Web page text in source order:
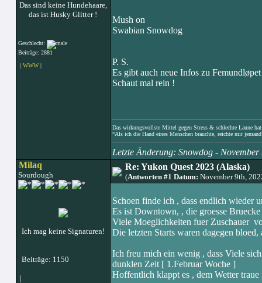
Das sind keine Hundehaare,
das ist Husky Glitter !
Geschlecht:
Beiträge: 2881
| WWW|
Mush on
Swabian Snowdog
P. S.
Es gibt auch neue Infos zu
Schaut mal rein !
Das wirkungsvollste Mittel gegen Stress & schlechte Laune
“Als ich die Hand eines Menschen brauchte, reichte mir jemand
Letzte Änderung: Snowdog -
Milaq
Sourdough
Ich mag keine Signaturen!
Beiträge: 1150
|
Re: Yukon Quest 2023 (Alaska)
(Antworten #1 Datum: November 9th,
Schoen finde ich , dass endlich wieder
Es ist Downtown, , die groesse
Viele Moeglichkeiten fuer Zuschauer
Die letzten Starts waren dagegen bloed,
Ich freu mich ein wenig , dass Viele
dunklen Zeit [ 1.Februar Woche ]
Hoffentlich klappt es , dem Wetter